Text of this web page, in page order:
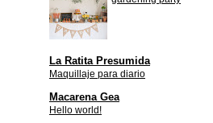
La Ratita Presumida
Maquillaje para diario
Macarena Gea
Hello world!